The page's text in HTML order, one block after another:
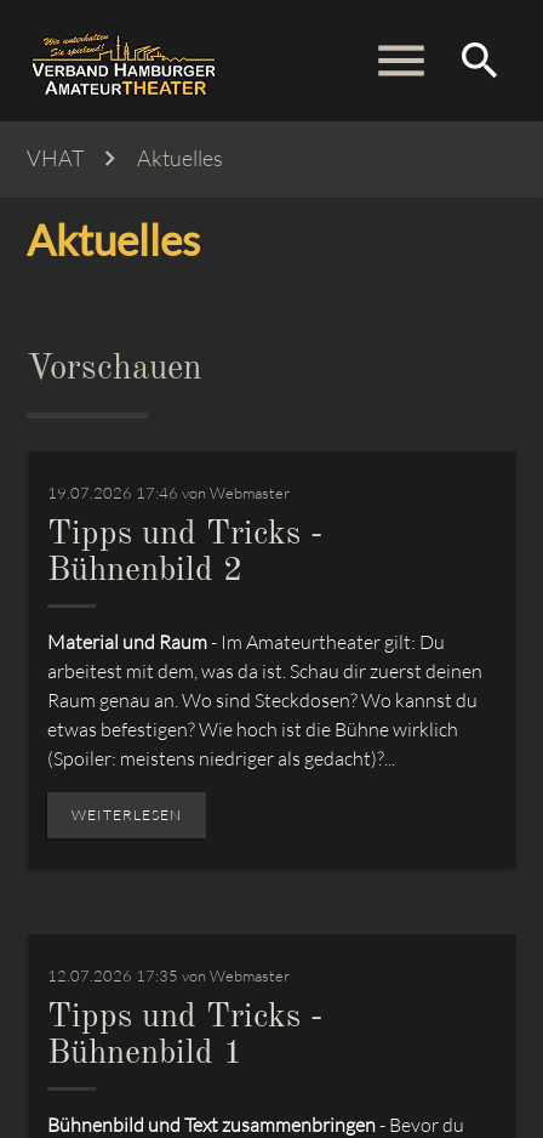
menu search
VHAT Aktuelles
Aktuelles
Vorschauen
19.07.2026 17:46 von Webmaster
Tipps und Tricks -
Bühnenbild 2
Material und Raum- Im Amateurtheater gilt: Du
arbeitest mit dem, was da ist. Schau dir zuerst deinen
Raum genau an. Wo sind Steckdosen? Wo kannst du
etwas befestigen? Wie hoch ist die Bühne wirklich
(Spoiler: meistens niedriger als gedacht)?...
WEITERLESEN
12.07.2026 17:35 von Webmaster
Tipps und Tricks -
Bühnenbild 1
Bühnenbild und Text zusammenbringen- Bevor du